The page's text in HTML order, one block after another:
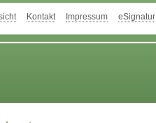
Kontakt Impressum eSignatur